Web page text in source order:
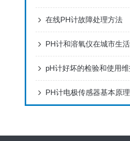
在线PH计故障处理方法
PH计电极传感器基本原理